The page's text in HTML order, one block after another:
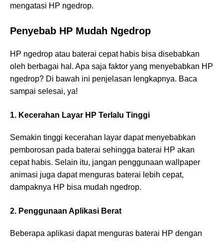
mengatasi HP ngedrop.
Penyebab HP Mudah Ngedrop
HP ngedrop atau baterai cepat habis bisa disebabkan
oleh berbagai hal. Apa saja faktor yang menyebabkan HP
ngedrop? Di bawah ini penjelasan lengkapnya. Baca
sampai selesai, ya!
1. Kecerahan Layar HP Terlalu Tinggi
Semakin tinggi kecerahan layar dapat menyebabkan
pemborosan pada baterai sehingga baterai HP akan
cepat habis. Selain itu, jangan penggunaan wallpaper
animasi juga dapat menguras baterai lebih cepat,
dampaknya HP bisa mudah ngedrop.
2. Penggunaan Aplikasi Berat
Beberapa aplikasi dapat menguras baterai HP dengan